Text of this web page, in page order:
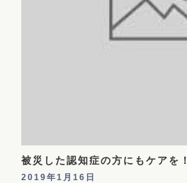
被災した認知症の方にもケアを！
2019年1月16日